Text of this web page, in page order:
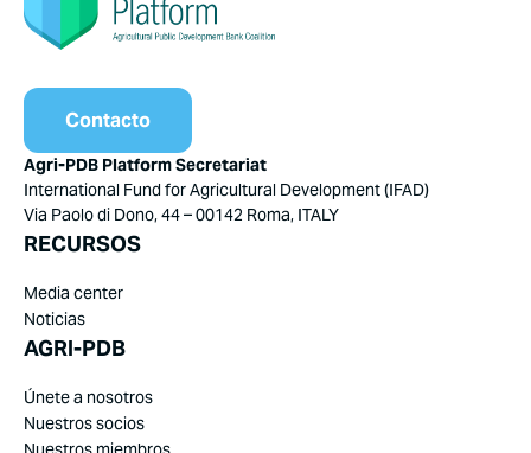
Contacto
Agri-PDB Platform Secretariat
International Fund for Agricultural Development (IFAD)
Via Paolo di Dono, 44 – 00142 Roma, ITALY
RECURSOS
Media center
Noticias
AGRI-PDB
Únete a nosotros
Nuestros socios